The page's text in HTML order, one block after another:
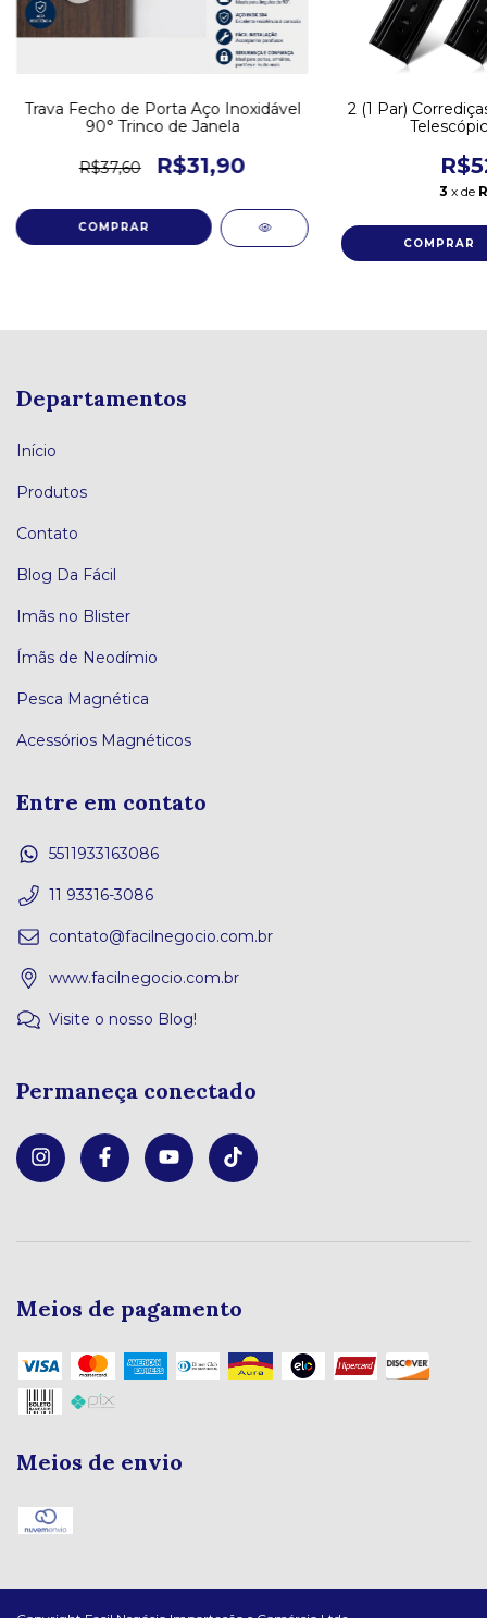
Trava Fecho de Porta Aço Inoxidável
90° Trinco de Janela
R$37,60 R$31,90
2 (1 Par)
3 x de
Departamentos
Início
Produtos
Contato
Blog Da Fácil
Imãs no Blister
Ímãs de Neodímio
Pesca Magnética
Acessórios Magnéticos
Entre em contato
5511933163086
11 93316-3086
contato@facilnegocio.com.br
www.facilnegocio.com.br
Visite o nosso Blog!
Permaneça conectado
Meios de pagamento
Meios de envio